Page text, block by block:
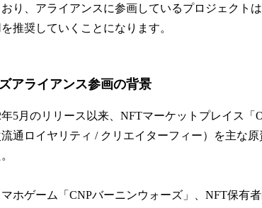
り、アライアンスに参画しているプロジェクト
推奨していくことになります。
アライアンス参画の背景
5月のリリース以来、NFTマーケットプレイス「
通ロイヤリティ / クリエイターフィー）を主な
ホゲーム「CNPバーニンウォーズ」、NFT保有